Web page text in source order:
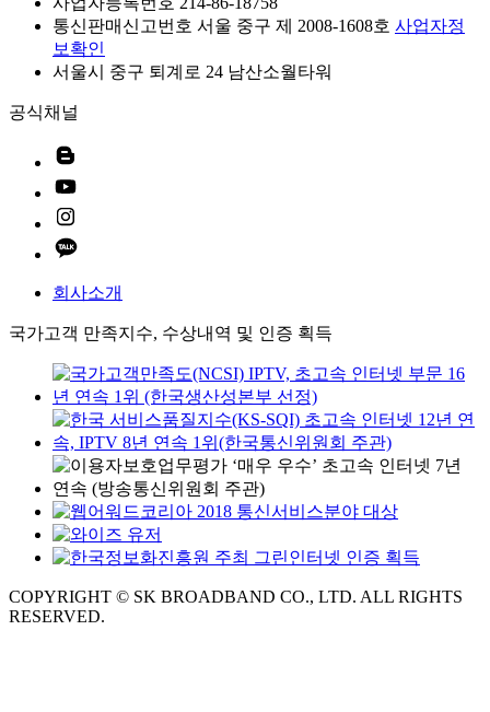
통신판매신고번호 서울 중구 제 2008-1608호 사업자정
보확인
서울시 중구 퇴계로 24 남산소월타워
공식채널
회사소개
국가고객 만족지수, 수상내역 및 인증 획득
COPYRIGHT © SK BROADBAND CO., LTD. ALL RIGHTS
RESERVED.